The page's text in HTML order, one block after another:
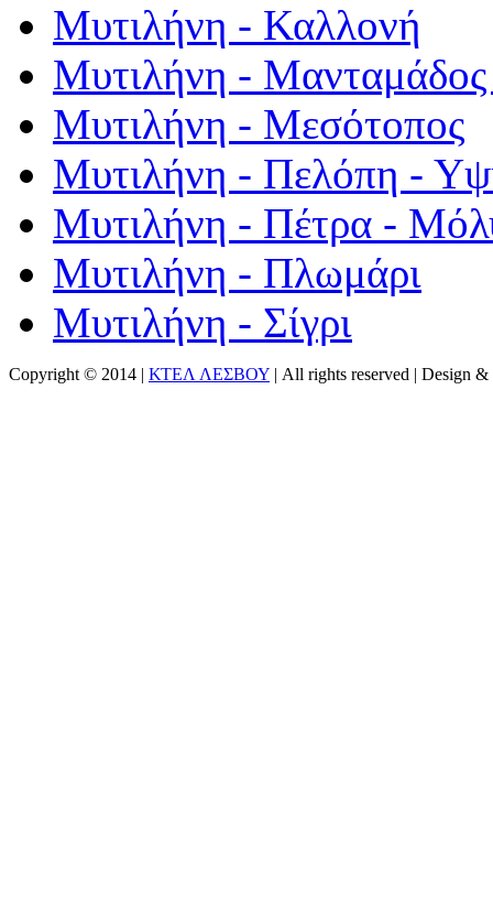
Μυτιλήνη - Καλλονή
Μυτιλήνη - Μανταμάδος
Μυτιλήνη - Μεσότοπος
Μυτιλήνη - Πελόπη -
Μυτιλήνη - Πέτρα -
Μυτιλήνη - Πλωμάρι
Μυτιλήνη - Σίγρι
Copyright © 2014 | ΚΤΕΛ ΛΕΣΒΟΥ | All rights reserved | Design &